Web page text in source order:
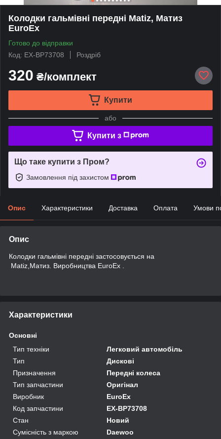
Колодки гальмівні передні Matiz, Матиз
EuroEx
Готово до відправки
Код: EX-BP73708
Роздріб
320 ₴/комплект
Купити
або
Купити з
Що таке купити з Пром?
Замовлення під захистом
Опис Характеристики Доставка Оплата Умови
Опис
Колодки гальмівні передні застосовується на
Matiz,Матиз. Виробництва EuroEx .
Характеристики
Основні
Тип техніки
Легковий автомобіль
Тип
Дискові
Призначення
Передні колеса
Тип запчастини
Оригінал
Виробник
EuroEx
Код запчастини
EX-BP73708
Стан
Новий
Сумісність з маркою
Daewoo